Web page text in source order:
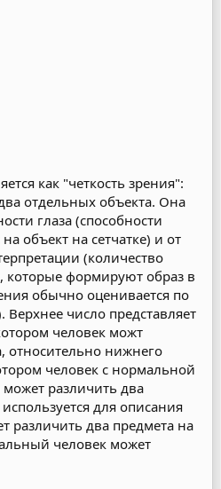
как "четкость зрения":
отдельных объекта. Она
глаза (способности
объект на сетчатке) и от
(количество
которые формируют образ в
обычно оценивается по
число представляет
человек можт
относительно нижнего
человек с нормальной
различить два
для описания
различить два предмета на
человек может